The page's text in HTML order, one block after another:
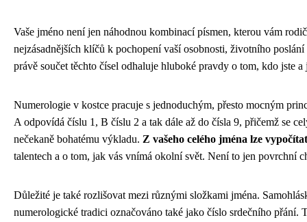
Vaše jméno není jen náhodnou kombinací písmen, kterou vám
nejzásadnějších klíčů k pochopení vaší osobnosti, životního
právě součet těchto čísel odhaluje hluboké pravdy o tom, kdo jste
Numerologie v kostce pracuje s jednoduchým, přesto mocným
A odpovídá číslu 1, B číslu 2 a tak dále až do čísla 9, přičemž se
nečekaně bohatému výkladu. Z vašeho celého jména lze
talentech a o tom, jak vás vnímá okolní svět. Není to jen povrchní
Důležité je také rozlišovat mezi různými složkami jména.
numerologické tradici označováno také jako číslo srdečního přání.